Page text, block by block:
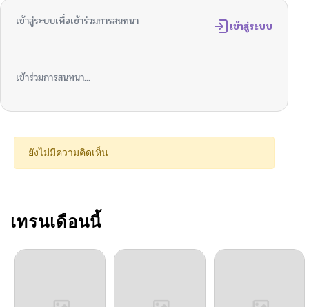
ตอนที่ 31 02/15/2026
02/15/2026
ตอนที่ 28 02/15/2026
ตอนที่ 26
ตอนที่ 25.5
เข้าสู่ระบบเพื่อเข้าร่วมการสนทนา เข้าสู่ระบบ
เข้าร่วมการสนทนา...
ยังไม่มีความคิดเห็น
เทรนเดือนนี้